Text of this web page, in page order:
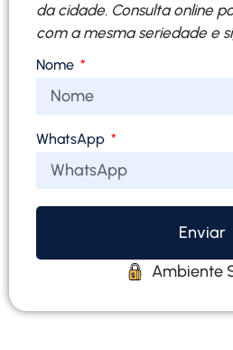
da cidade. Consulta online
com a mesma seriedade e
Nome
WhatsApp
Enviar
Ambiente